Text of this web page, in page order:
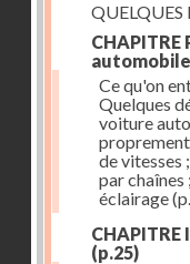
automobile
Ce qu'on
Quelques
voiture
proprement
de vitesses
par chaînes
éclairage
CHAPITRE
(p.25)